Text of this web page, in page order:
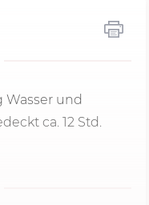
Wasser und
ca. 12 Std.